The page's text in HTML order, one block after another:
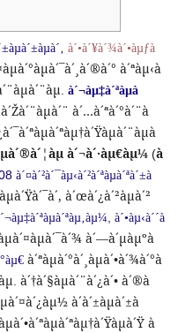
à´•à´¥à´¾à´•àµƒà
à´ªàµ‹à
. à´¬àµ‡à´ªàµà
à´Žà´¨àµà´¨ à´…à´ªà´°à´¨à
à´¬à´·àµ€àµ¼ (à
à´¤à´²à´¯àµ‹à´²à´ªàµà´ªà´±à
à´œà´¿à´²àµà´²
, à´•àµ‹à´´à
à´—à´µàµºà
à´ªàµà´°à´¸àµà´•à´¾à´°à
. à´†à´§àµà´¨à´¿à´• à´®à
à´à´±àµà´±à
à